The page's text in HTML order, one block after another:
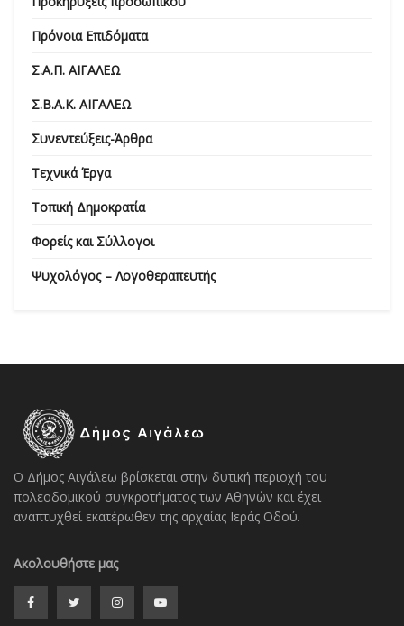
Πρόνοια Επιδόματα
Σ.Α.Π. ΑΙΓΑΛΕΩ
Σ.Β.Α.Κ. ΑΙΓΑΛΕΩ
Συνεντεύξεις-Άρθρα
Τεχνικά Έργα
Τοπική Δημοκρατία
Φορείς και Σύλλογοι
Ψυχολόγος – Λογοθεραπευτής
Ο Δήμος Αιγάλεω βρίσκεται στην δυτική περιοχή του
πολεοδομικού συγκροτήματος των Αθηνών και έχει
αναπτυχθεί εκατέρωθεν της αρχαίας Ιεράς Οδού.
Ακολουθήστε μας